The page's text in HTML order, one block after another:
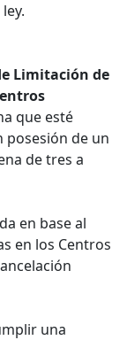
Limitación de
que esté
posesión de un
de tres a
en base al
en los Centros
una